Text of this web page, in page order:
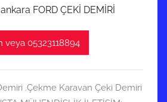
FORD ÇEKİ DEMİRİ
05323118894
.Çekme Karavan Çeki Demiri